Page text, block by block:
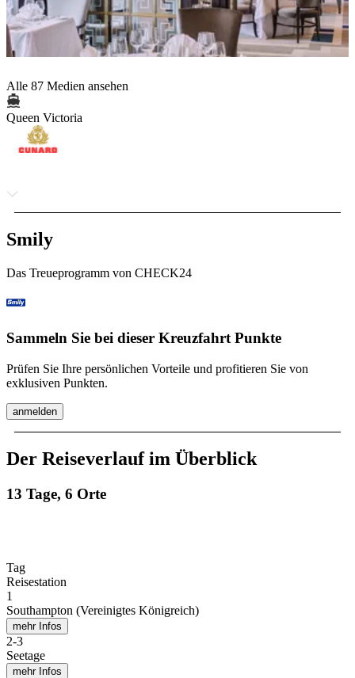
Alle 87 Medien ansehen
Queen Victoria
Smily
Das Treueprogramm von CHECK24
Sammeln Sie bei dieser Kreuzfahrt Punkte
Prüfen Sie Ihre persönlichen Vorteile und profitieren Sie von
exklusiven Punkten.
anmelden
Der Reiseverlauf im Überblick
13 Tage, 6 Orte
Tag
Reisestation
1
Southampton (Vereinigtes Königreich)
mehr Infos
2-3
Seetage
mehr Infos